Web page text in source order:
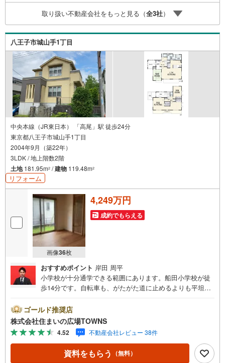
あるシステムキッチン付きなので、キッチンがお洒落なス
ペースになっています。太陽光発電システムのパネルは断
熱効果があり快適に暮らすことができます。火が出ないIH
ヒーター付きのキッチンです。南向きの物件に住んでみま
せんか。こちらからご覧下さい。理想の住まい探しを、心
を込めてお手伝いさせて下さい
取り扱い不動産会社をもっと見る（全3社）
八王子市城山手1丁目
中央本線（JR東日本） 「高尾」駅 徒歩24分
東京都八王子市城山手1丁目
2004年9月（築22年）
3LDK / 地上階数2階
土地181.95m2 /建物 119.48m2
リフォーム
画像36枚
4,249万円
成約でもらえる
おすすめポイント 岸田 周平
小学校が十分通学できる範囲にあります。船田小学校が徒
歩14分です。自転車も、がたがた道に止めるよりも平坦地
のは大型タウン内だがらです。フローリングは木のぬくも
りが感じられるため住み心地も良好。来客が一目でわかるT
Vインターホン付き。こちらは中古一戸建ての物件です。1
19.48平米の建物面積がある物件です。【年中無休/9:00～2
1:00】人気物件は特にお問い合わせが集中するため、お早
めにお電話下さい。「室内・現地を見学する」ボタンより
ゴールド推奨店
株式会社住まいの広場TOWNS
4.52 不動産会社レビュー 38件
資料をもらう （無料）